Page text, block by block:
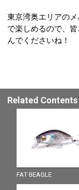
東京湾奥エリアの
で楽しめるので、
んでくださいね！
Related Contents
FAT BEAGLE